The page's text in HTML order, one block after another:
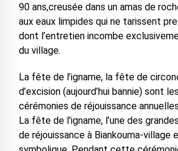
90 ans,creusée dans un amas de
aux eaux limpides qui ne tarissent
dont l’entretien incombe
du village.
La fête de l’igname, la fête de
d’excision (aujourd’hui bannie) sont
cérémonies de réjouissance
La fête de l'igname, l’une des
de réjouissance à Biankouma-village